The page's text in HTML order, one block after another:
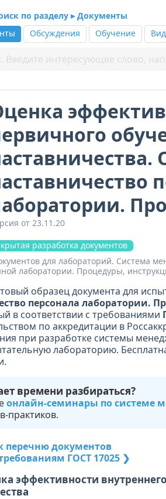
по разделу ▸ Документы
Обсуждения Обучение
от 23.11.20
разработка документов
для лабораторий. Система
лаборатории. Процедуры,
образец документа для
персонала лаборатории.
в соответствии с требованиями
по аккредитации в
при разработке системы
лабораторию.
времени разбираться?
онлайн-семинары по системе
практиков.
перечню документов
ГОСТ 17025 ❯
эффективности